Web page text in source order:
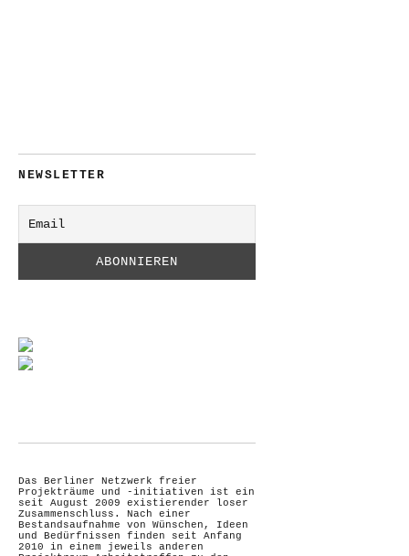
NEWSLETTER
Das Berliner Netzwerk freier
Projekträume und -initiativen ist ein
seit August 2009 existierender loser
Zusammenschluss. Nach einer
Bestandsaufnahme von Wünschen, Ideen
und Bedürfnissen finden seit Anfang
2010 in einem jeweils anderen